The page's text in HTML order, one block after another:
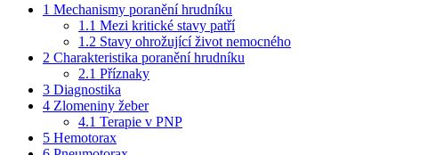
1 Mechanismy poranění hrudníku
1.1 Mezi kritické stavy patří
1.2 Stavy ohrožující život nemocného
2 Charakteristika poranění hrudníku
2.1 Příznaky
3 Diagnostika
4 Zlomeniny žeber
4.1 Terapie v PNP
5 Hemotorax